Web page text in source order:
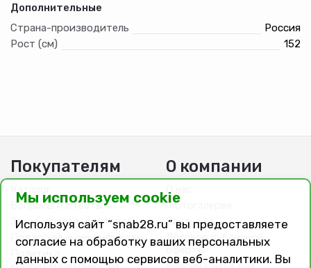
Дополнительные
Страна-производитель
Россия
Рост (см)
152
Покупателям
Каталог
Вопросы и ответы
Заказ, оплата, доставка
Подарочные сертификаты
О компании
О нас
Фотогалерея
Вакансии
Договор публичной
оферты
Мы используем cookie
Используя сайт “snab28.ru” вы предоставляете
согласие на обработку ваших персональных
данных с помощью сервисов веб-аналитики. Вы